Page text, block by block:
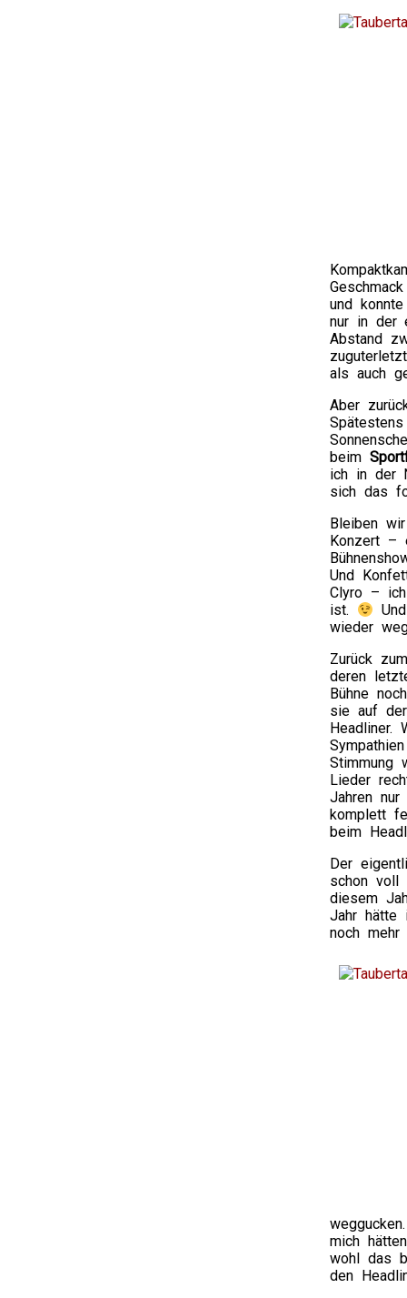
und
nur in der
Abstand
als auch
Aber
beim
ich in der
sich das
Bleiben
Konzert –
Und
Clyro –
ist.
wieder
Zurück
deren
Bühne
sie auf
Stimmung
Lieder
Jahren nur
komplett
beim
Der
schon voll
diesem
Jahr hätte
noch mehr
mich
wohl das
den